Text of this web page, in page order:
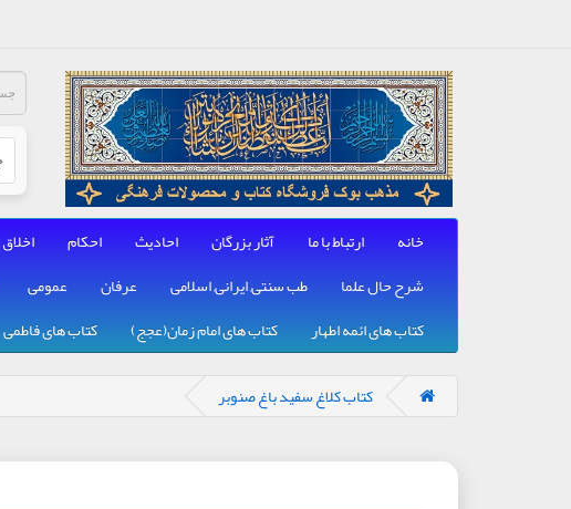
خانه ارتباط با ما آثار بزرگان احادیث احکام اخلاق
شرح حال علما
طب سنتی, ایرانی, اسلامی عرفان عمومی
کتاب های ائمه اطهار
کتاب های امام زمان(عجج) کتاب های فاطمی
کتاب کلاغ سفید باغ صنوبر